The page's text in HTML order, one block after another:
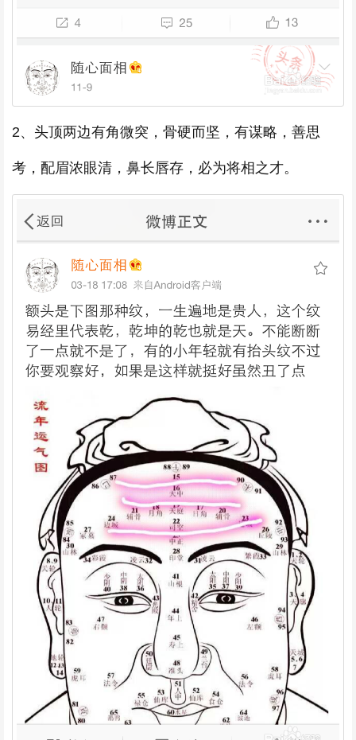
2、头顶两边有角微突，骨硬而坚，有谋略，善思
考，配眉浓眼清，鼻长唇存，必为将相之才。